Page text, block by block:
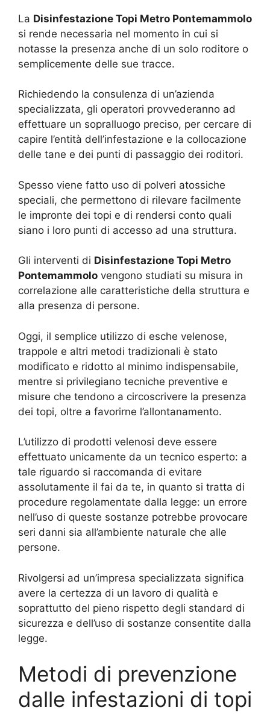
La Disinfestazione Topi Metro Pontemammolo
si rende necessaria nel momento in cui si
notasse la presenza anche di un solo roditore o
semplicemente delle sue tracce.
Richiedendo la consulenza di un’azienda
specializzata, gli operatori provvederanno ad
effettuare un sopralluogo preciso, per cercare di
capire l’entità dell’infestazione e la collocazione
delle tane e dei punti di passaggio dei roditori.
Spesso viene fatto uso di polveri atossiche
speciali, che permettono di rilevare facilmente
le impronte dei topi e di rendersi conto quali
siano i loro punti di accesso ad una struttura.
Gli interventi di Disinfestazione Topi Metro
Pontemammolo vengono studiati su misura in
correlazione alle caratteristiche della struttura e
alla presenza di persone.
Oggi, il semplice utilizzo di esche velenose,
trappole e altri metodi tradizionali è stato
modificato e ridotto al minimo indispensabile,
mentre si privilegiano tecniche preventive e
misure che tendono a circoscrivere la presenza
dei topi, oltre a favorirne l’allontanamento.
L’utilizzo di prodotti velenosi deve essere
effettuato unicamente da un tecnico esperto: a
tale riguardo si raccomanda di evitare
assolutamente il fai da te, in quanto si tratta di
procedure regolamentate dalla legge: un errore
nell’uso di queste sostanze potrebbe provocare
seri danni sia all’ambiente naturale che alle
persone.
Rivolgersi ad un’impresa specializzata significa
avere la certezza di un lavoro di qualità e
soprattutto del pieno rispetto degli standard di
sicurezza e dell’uso di sostanze consentite dalla
legge.
Metodi di prevenzione
dalle infestazioni di topi